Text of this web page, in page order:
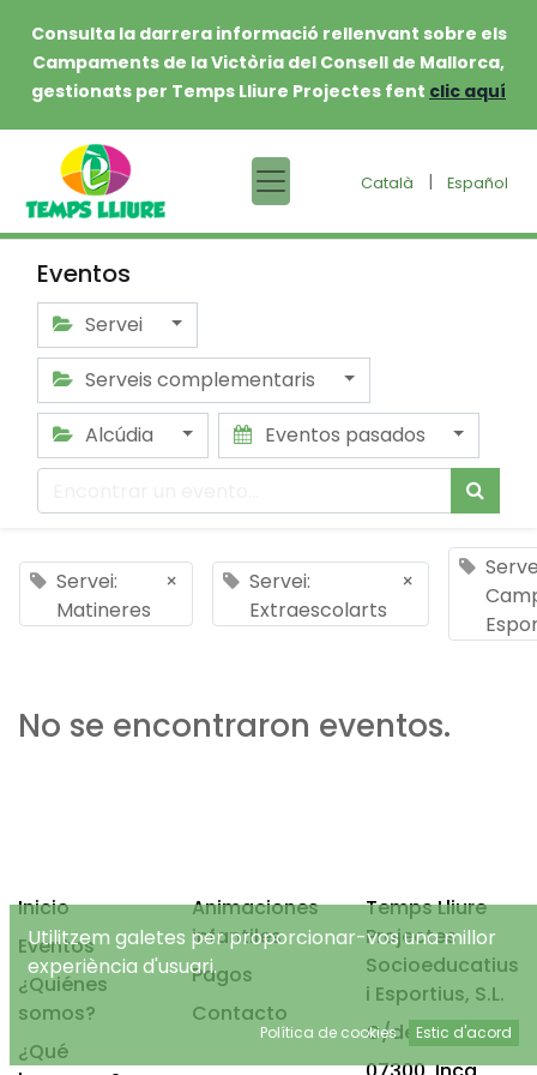
Consulta la darrera informació rellenvant sobre els
Campaments de la Victòria del Consell de Mallorca,
gestionats per Temps Lliure Projectes fent clic aquí
Català | Español
Eventos
Servei
Serveis complementaris
Alcúdia
Eventos pasados
Servei:
Matineres
×
Servei:
Extraescolarts
×
No se encontraron eventos.
Inicio
Eventos
¿Quiénes
somos?
¿Qué
Animaciones
infantiles
Pagos
Contacto
Temps Lliure
Projectes
Socioeducatius
i Esportius, S.L.
C/de Mancor, 4
Utilitzem galetes per proporcionar-vos una millor
experiència d'usuari.
Política de cookies Estic d'acord